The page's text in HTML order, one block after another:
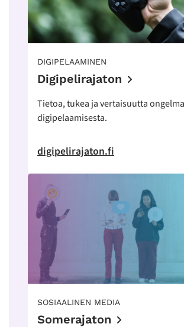
DIGIPELAAMINEN
Digipelirajaton
Tietoa, tukea ja vertaisuutta
digipelaamisesta.
digipelirajaton.fi
SOSIAALINEN MEDIA
Somerajaton